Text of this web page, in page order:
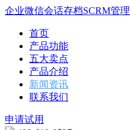
企业微信会话存档SCRM管
首页
产品功能
五大卖点
产品介绍
新闻资讯
联系我们
申请试用